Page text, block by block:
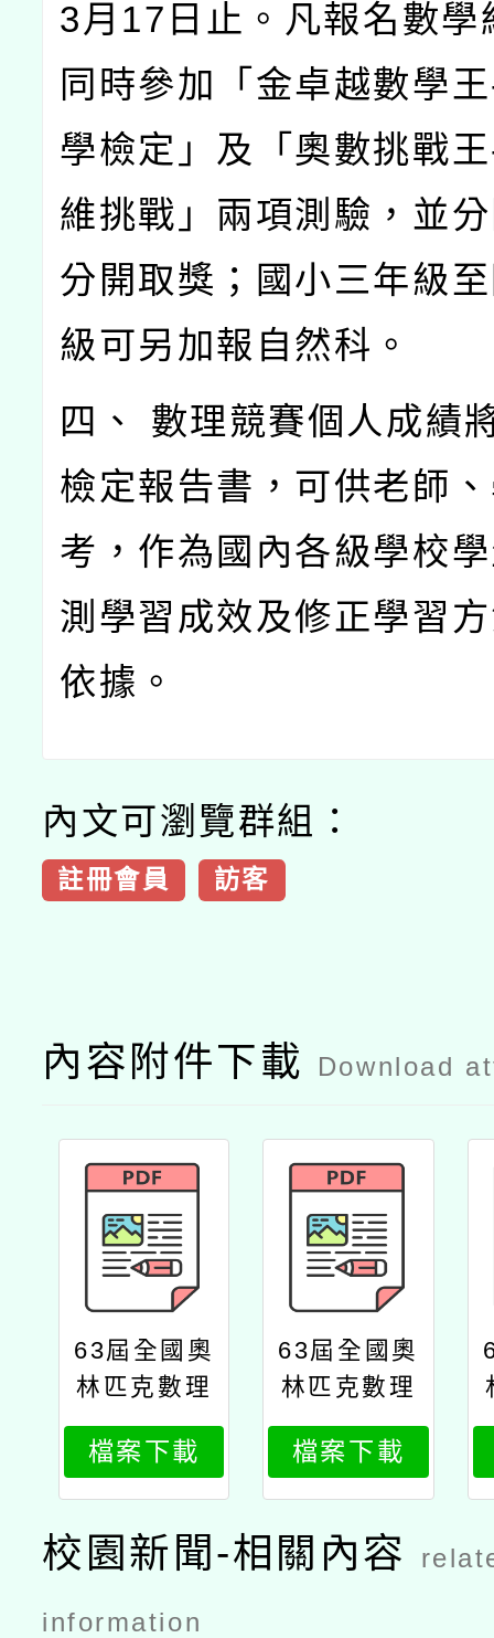
3月17日止。凡報名數學
同時參加「金卓越數學
學檢定」及「奧數挑戰
維挑戰」兩項測驗，並
分開取獎；國小三年級
級可另加報自然科。
四、 數理競賽個人成績
檢定報告書，可供老師
考，作為國內各級學校
測學習成效及修正學習
依據。
內文可瀏覽群組：
註冊會員 訪客
內容附件下載 Download
63屆全國奧
林匹克數理
競賽
檔案下載
63屆全國奧
林匹克數理
競賽1
檔案下載
校園新聞-相關內容
information